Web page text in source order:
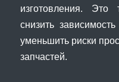
изготовления. Это
снизить
уменьшить риски
запчастей.